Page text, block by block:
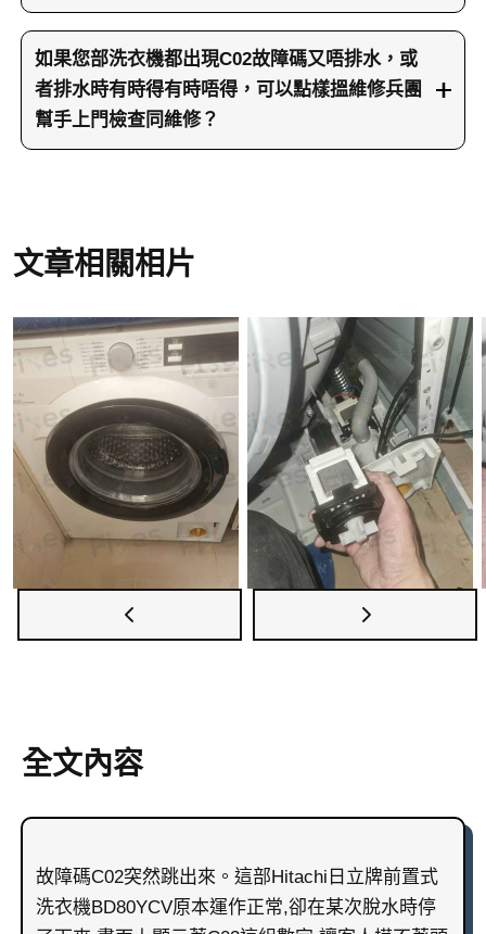
實際測試，啟動排水程序睇吓水流變化，如果好似
晒，會懷疑排水泵轉動受阻。再下一步，維修師傅
會請客人準備毛巾、膠盤或者垃圾袋，從過濾器位
置完全放水，觀察水流速度，判斷過濾器同排水喉
織帶纏住。今次呢部洗衣機就係發現一條褲頭帶緊
情況，維修步驟就會再深入，先關閉電源同水源，
再拆開機身前板或者底部，將整個排水泵組件拆
出。拆出之後，師傅會清走纏住的異物，檢查泵身
同馬達有冇燒焦痕跡或鬆動，再根據情況選擇維修
或更換。好似今次個案，因為長期被卡住，排水泵
已經出現間歇性死火，所以師傅幫客人更換全新的
排水泵總成。安裝好之後，會重新組裝洗衣機，再
試做進水、排水、脫水全程測試，確認冇漏水、冇
異聲，故障碼消失，洗衣機排水順暢，先算完成今
次洗衣機維修。
要減少洗衣機出現C02故障碼、唔排水、脫水唔啟
動等問題，其實平日用機習慣好關鍵。首先，每次
洗衫前都應該花一兩分鐘檢查衣物，尤其係褲頭
帶、腰帶、繩帶、掛繩、胸圍肩帶等容易鬆脫或甩
出來的配件，盡量拆出或者打結固定好，避免喺洗
過桶底細孔被吸入排水泵位置。其次，建議固定一
水先打開，清理時唔只係沖洗個過濾網，仲要學今
次個案咁，用細電筒由過濾器口望入去，睇吓排水
泵扇葉附近有冇毛髮、線頭或者布條纏住，一旦見
到可疑物就要盡早處理，唔好等到完全鎖死先處
理。仲有，如果發現洗衣機排水時忽快忽慢、偶爾
傳出唔尋常雜聲，或者偶爾彈出故障碼但重開又暫
時正常，都唔好掉以輕心，應該盡早搵人檢查，因
為有可能好似今次咁，異物已經開始卡住排水泵，
只係仲未完全鎖死。長遠嚟講，保持洗衣量適中、
唔好超載、用適量洗衣粉或洗衣液、定期做筒洗程
式，都有助減少雜物、毛粒積聚喺排水路徑，令洗
如果您部洗衣機都出現C02故障碼又唔排水，或
者排水時有時得有時唔得，可以點樣搵維修兵團
幫手上門檢查同維修？
有關，唔建議長期強行再洗，否則有機會燒壞泵同
客服講返洗衣機情況，好似會唔會顯示故障碼、排
水時有冇聲、過濾器有冇清過，等同事幫您安排合
適的上門洗衣機維修時間。如果您方便用電話以外
的途徑，都可以用WhatsApp 66766466，將故障畫
面、洗衣機款式相片、甚至短片傳比我哋，兵團師
傅可以更快了解排水問題同C02代碼狀況，再建議
下一步處理方法。維修兵團的上門洗衣機維修服務
覆蓋全香港，多區都可以安排師傅出動，上門幫您
檢查排水泵、過濾器同排水喉，盡力幫您搵出唔排
水的真正原因。如果您想了解更多洗衣機故障個
案、保養貼士或者收費資料，可以隨時上維修兵團
文章相關相片
全文內容
故障碼C02突然跳出來。這部Hitachi日立牌前置式
洗衣機BD80YCV原本運作正常,卻在某次脫水時停